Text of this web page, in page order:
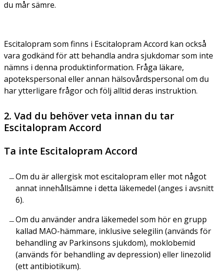
du mår sämre.
Escitalopram som finns i Escitalopram Accord kan också
vara godkänd för att behandla andra sjukdomar som inte
nämns i denna produktinformation. Fråga läkare,
apotekspersonal eller annan hälsovårdspersonal om du
har ytterligare frågor och följ alltid deras instruktion.
2. Vad du behöver veta innan du tar
Escitalopram Accord
Ta inte Escitalopram Accord
Om du är allergisk mot escitalopram eller mot något
annat innehållsämne i detta läkemedel (anges i avsnitt
6).
Om du använder andra läkemedel som hör en grupp
kallad MAO-hämmare, inklusive selegilin (används för
behandling av Parkinsons sjukdom), moklobemid
(används för behandling av depression) eller linezolid
(ett antibiotikum).